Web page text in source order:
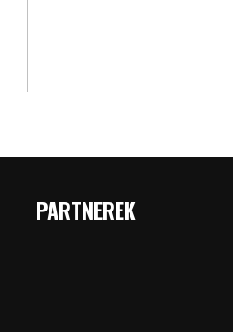
PARTNEREK